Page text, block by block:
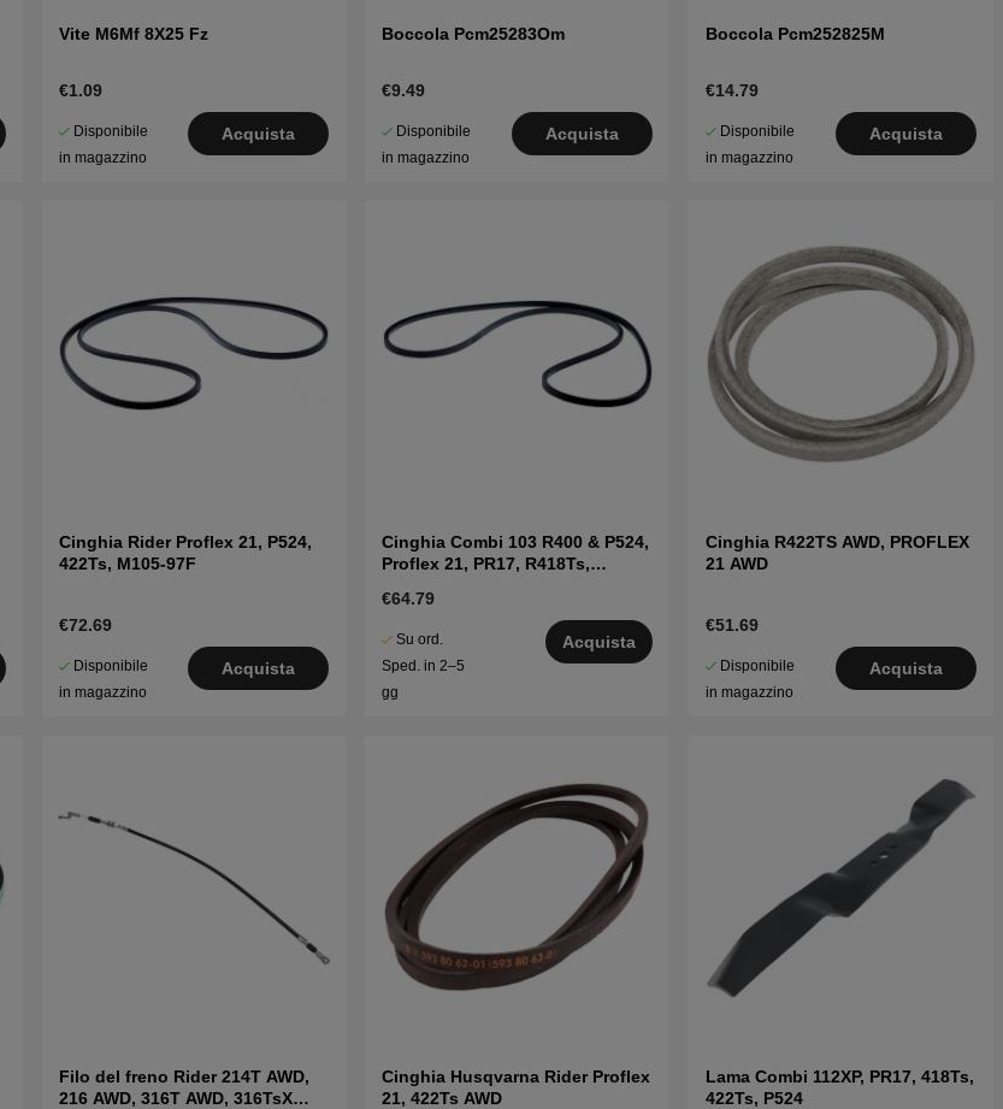
Vite M6Mf 8X25 Fz
€1.09
Disponibile
in magazzino
Acquista
Boccola Pcm25283Om
€9.49
Disponibile
in magazzino
Acquista
Boccola Pcm252825M
€14.79
Disponibile
in magazzino
Acquista
Cinghia Rider Proflex 21, P524,
422Ts, M105-97F
€72.69
Disponibile
in magazzino
Acquista
Cinghia Combi 103 R400 & P524,
Proflex 21, PR17, R418Ts,
€64.79
Su ord.
Sped. in 2–5
gg
Acquista
Cinghia R422TS AWD, PROFLEX
21 AWD
€51.69
Disponibile
in magazzino
Acquista
Filo del freno Rider 214T AWD,
216 AWD, 316T AWD, 316TsX
Cinghia Husqvarna Rider Proflex
21, 422Ts AWD
Lama Combi 112XP, PR17, 418Ts,
422Ts, P524